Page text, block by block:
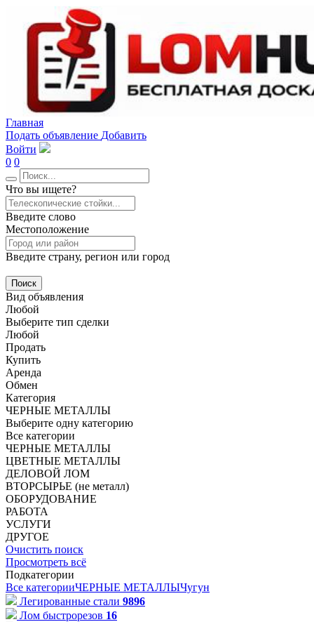
Главная
Подать объявление Добавить
Войти
0 0
Что вы ищете?
Введите слово
Местоположение
Введите страну, регион или город
Поиск
Вид объявления
Любой
Выберите тип сделки
Любой
Продать
Купить
Аренда
Обмен
Категория
ЧЕРНЫЕ МЕТАЛЛЫ
Выберите одну категорию
Все категории
ЧЕРНЫЕ МЕТАЛЛЫ
ЦВЕТНЫЕ МЕТАЛЛЫ
ДЕЛОВОЙ ЛОМ
ВТОРСЫРЬЕ (не металл)
ОБОРУДОВАНИЕ
РАБОТА
УСЛУГИ
ДРУГОЕ
Очистить поиск
Просмотреть всё
Подкатегории
Все категорииЧЕРНЫЕ МЕТАЛЛЫЧугун
Легированные стали 9896
Лом быстрорезов 16